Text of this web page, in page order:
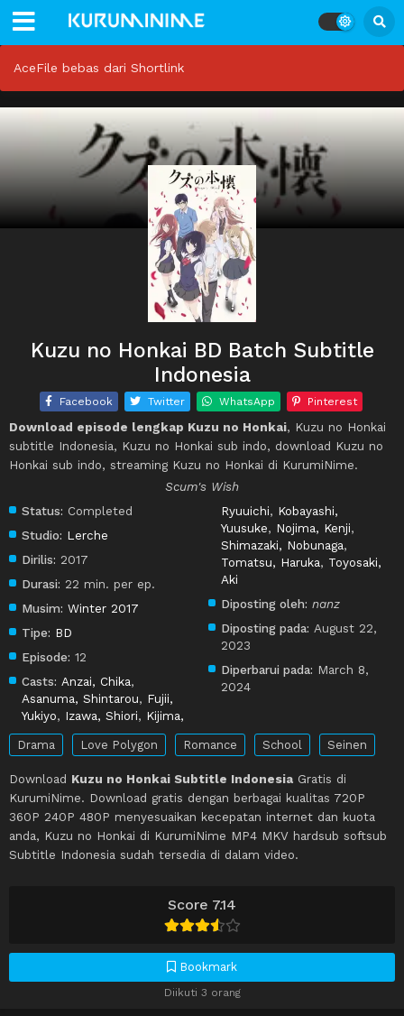
AceFile bebas dari Shortlink
Score 7.14
Bookmark
Diikuti 3 orang
Kuzu no Honkai BD Batch Subtitle
Indonesia
Facebook Twitter WhatsApp Pinterest
Download episode lengkap Kuzu no Honkai, Kuzu no Honkai
subtitle Indonesia, Kuzu no Honkai sub indo, download Kuzu no
Honkai sub indo, streaming Kuzu no Honkai di KurumiNime.
Scum's Wish
Status: Completed
Studio: Lerche
Dirilis: 2017
Durasi: 22 min. per ep.
Musim: Winter 2017
Tipe: BD
Episode: 12
Casts: Anzai, Chika,
Asanuma, Shintarou, Fujii,
Yukiyo, Izawa, Shiori, Kijima,
Ryuuichi, Kobayashi,
Yuusuke, Nojima, Kenji,
Shimazaki, Nobunaga,
Tomatsu, Haruka, Toyosaki,
Aki
Diposting oleh: nanz
Diposting pada: August 22,
2023
Diperbarui pada: March 8,
2024
Drama Love Polygon Romance School Seinen
Download Kuzu no Honkai Subtitle Indonesia Gratis di
KurumiNime. Download gratis dengan berbagai kualitas 720P
360P 240P 480P menyesuaikan kecepatan internet dan kuota
anda, Kuzu no Honkai di KurumiNime MP4 MKV hardsub softsub
Subtitle Indonesia sudah tersedia di dalam video.